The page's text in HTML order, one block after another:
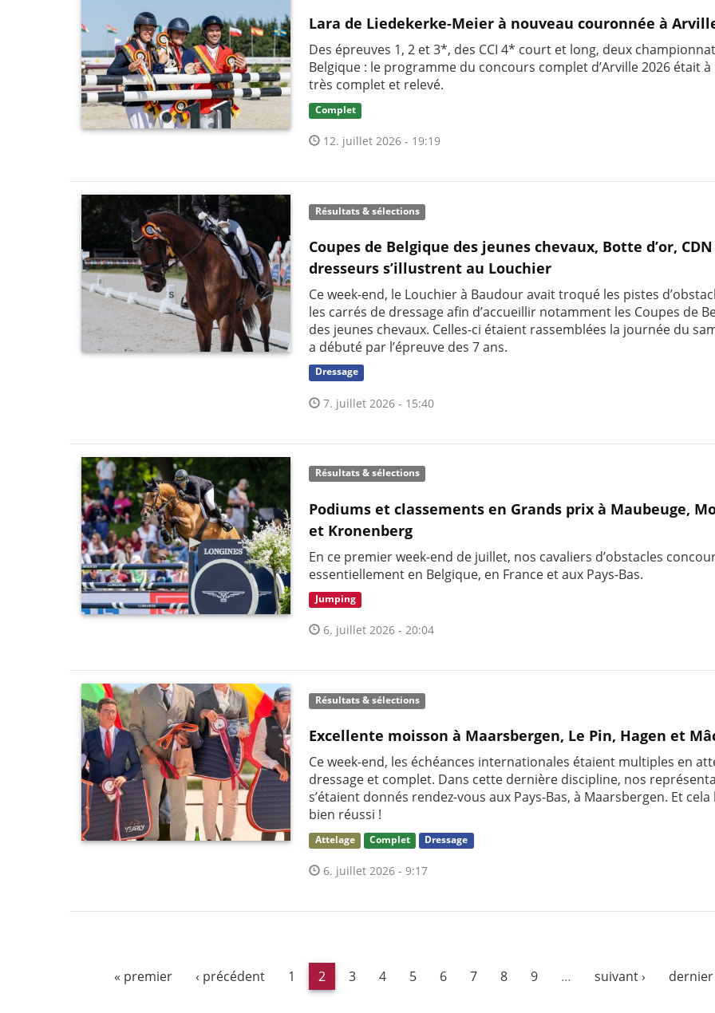
Lara de Liedekerke-Meier à nouveau couronnée à
Des épreuves 1, 2 et 3*, des CCI 4* court et long, deux
Belgique : le programme du concours complet d’Arville 2026 était à
très complet et relevé.
Complet
12. juillet 2026 - 19:19
Résultats & sélections
Coupes de Belgique des jeunes chevaux, Botte d’or,
dresseurs s’illustrent au Louchier
Ce week-end, le Louchier à Baudour avait troqué les pistes
les carrés de dressage afin d’accueillir notamment les Coupes de
des jeunes chevaux. Celles-ci étaient rassemblées la journée du
a débuté par l’épreuve des 7 ans.
Dressage
7. juillet 2026 - 15:40
Résultats & sélections
Podiums et classements en Grands prix à Maubeuge,
et Kronenberg
En ce premier week-end de juillet, nos cavaliers d’obstacles
essentiellement en Belgique, en France et aux Pays-Bas.
Jumping
6. juillet 2026 - 20:04
Résultats & sélections
Excellente moisson à Maarsbergen, Le Pin, Hagen et
Ce week-end, les échéances internationales étaient multiples en
dressage et complet. Dans cette dernière discipline, nos
s’étaient donnés rendez-vous aux Pays-Bas, à Maarsbergen. Et
bien réussi !
Attelage Complet Dressage
6. juillet 2026 - 9:17
« premier ‹ précédent 1 2 3 4 5 6 7 8 9 … suivant › dernier